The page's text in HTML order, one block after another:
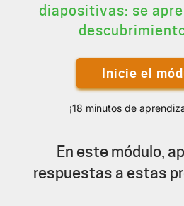
diapositivas: se
Inicie el
¡18 minutos de
En este módulo,
respuestas a estas